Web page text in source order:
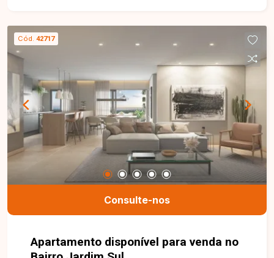
Cód. 42717
Consulte-nos
Apartamento disponível para venda no